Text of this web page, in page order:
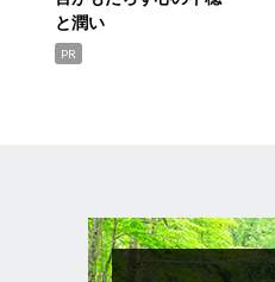
と潤い
PR